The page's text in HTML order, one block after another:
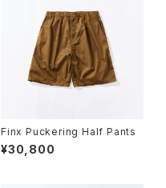
Finx Puckering Half Pants
¥30,800